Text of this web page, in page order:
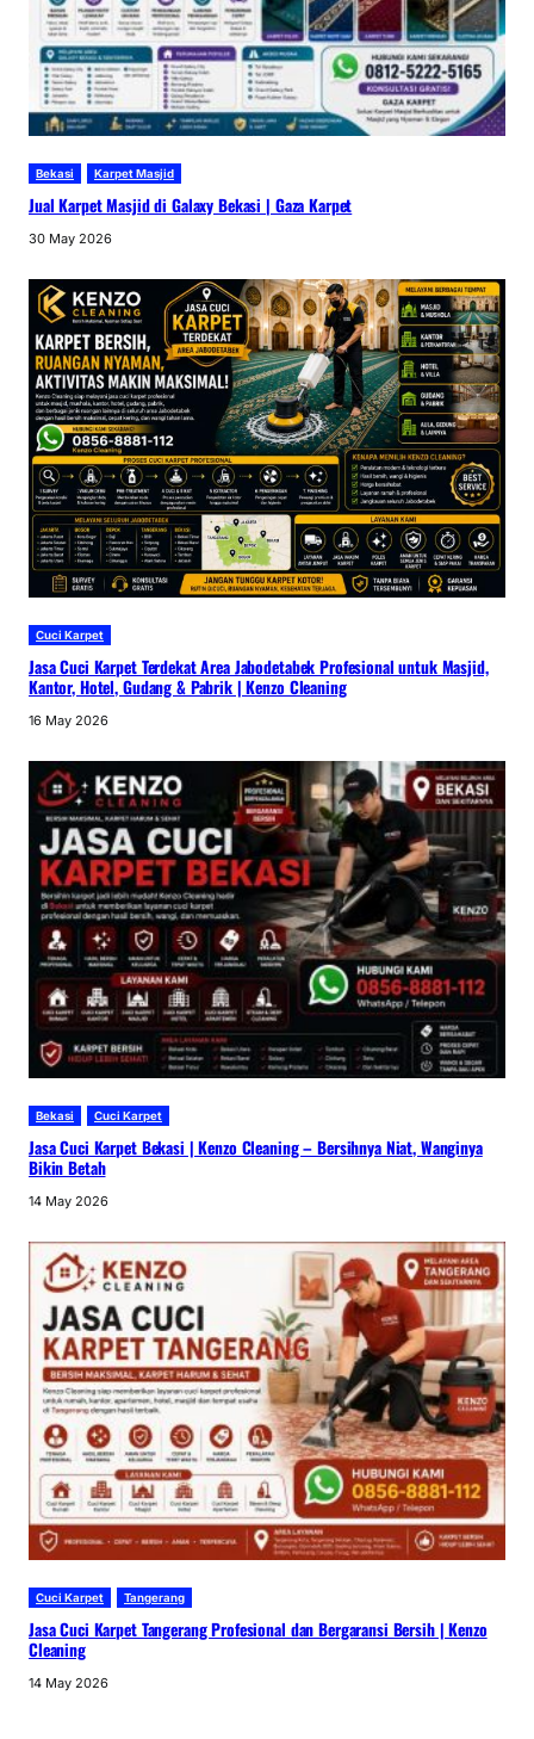
Bekasi Karpet Masjid
Jual Karpet Masjid di Galaxy Bekasi | Gaza Karpet
30 May 2026
Cuci Karpet
Jasa Cuci Karpet Terdekat Area Jabodetabek Profesional untuk Masjid,
Kantor, Hotel, Gudang & Pabrik | Kenzo Cleaning
16 May 2026
Bekasi Cuci Karpet
Jasa Cuci Karpet Bekasi | Kenzo Cleaning – Bersihnya Niat, Wanginya
Bikin Betah
14 May 2026
Cuci Karpet Tangerang
Jasa Cuci Karpet Tangerang Profesional dan Bergaransi Bersih | Kenzo
Cleaning
14 May 2026